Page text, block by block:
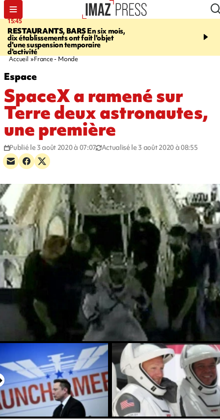
15:45
RESTAURANTS, BARSEn six mois,
dix établissements ont fait l'objet
d'une suspension temporaire
d'activité
17:17
Angeles, un homme vit
Accueil France - Monde
Espace
SpaceX a ramené sur
Terre deux astronautes,
une première
Publié le 3 août 2020 à 07:07 Actualisé le 3 août 2020 à 08:55